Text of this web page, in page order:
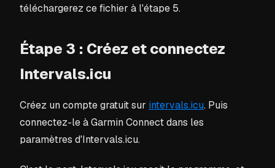
téléchargerez ce fichier à l'étape 5.
Étape 3 : Créez et connectez
Intervals.icu
Créez un compte gratuit sur intervals.icu. Puis
connectez-le à Garmin Connect dans les
paramètres d'Intervals.icu.